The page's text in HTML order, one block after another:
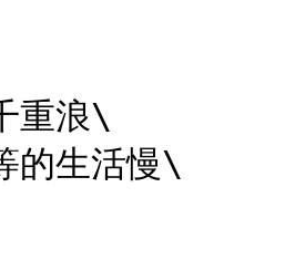
重浪\
的生活慢\